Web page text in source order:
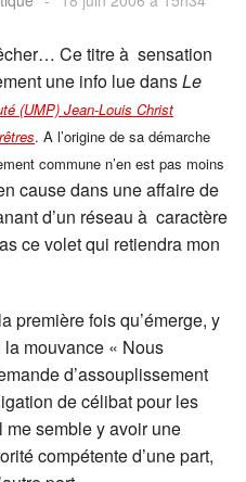
Ce titre à sensation
une info lue dansLe
(UMP) Jean-Louis Christ
. A l’origine de sa démarche
commune n’en est pas moins
cause dans une affaire de
d’un réseau à caractère
ce volet qui retiendra mon
première fois qu’émerge, y
mouvance « Nous
d’assouplissement
de célibat pour les
semble y avoir une
compétente d’une part,